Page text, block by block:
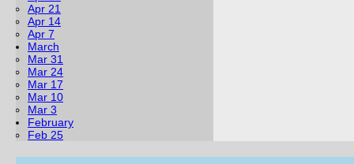
Apr 21
Apr 14
Apr 7
March
Mar 31
Mar 24
Mar 17
Mar 10
Mar 3
February
Feb 25